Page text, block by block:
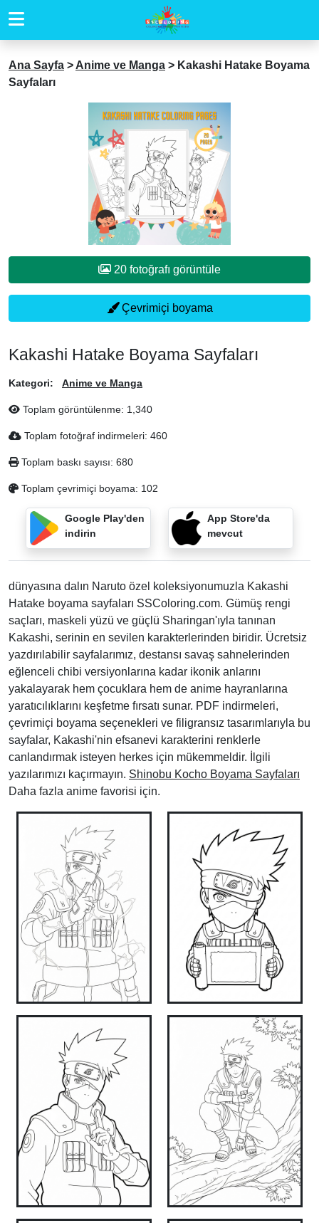
Ana Sayfa > Anime ve Manga > Kakashi Hatake Boyama
Sayfaları
20 fotoğrafı görüntüle
Çevrimiçi boyama
Kakashi Hatake Boyama Sayfaları
Kategori: Anime ve Manga
Toplam görüntülenme: 1,340
Toplam fotoğraf indirmeleri: 460
Toplam baskı sayısı: 680
Toplam çevrimiçi boyama: 102
Google Play'den
indirin
App Store'da
mevcut
dünyasına dalın Naruto özel koleksiyonumuzla Kakashi
Hatake boyama sayfaları SSColoring.com. Gümüş rengi
saçları, maskeli yüzü ve güçlü Sharingan'ıyla tanınan
Kakashi, serinin en sevilen karakterlerinden biridir. Ücretsiz
yazdırılabilir sayfalarımız, destansı savaş sahnelerinden
eğlenceli chibi versiyonlarına kadar ikonik anlarını
yakalayarak hem çocuklara hem de anime hayranlarına
yaratıcılıklarını keşfetme fırsatı sunar. PDF indirmeleri,
çevrimiçi boyama seçenekleri ve filigransız tasarımlarıyla bu
sayfalar, Kakashi'nin efsanevi karakterini renklerle
canlandırmak isteyen herkes için mükemmeldir. İlgili
yazılarımızı kaçırmayın. Shinobu Kocho Boyama Sayfaları
Daha fazla anime favorisi için.